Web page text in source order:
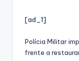
[ad_1]
Polícia Militar
frente a